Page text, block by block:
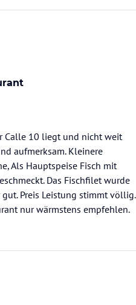
Calle 10 liegt und nicht weit
aufmerksam. Kleinere
Als Hauptspeise Fisch mit
Das Fischfilet wurde
Preis Leistung stimmt völlig.
nur wärmstens empfehlen.